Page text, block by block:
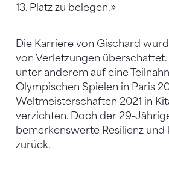
13. Platz zu belegen.»
Die Karriere von Gischard
von Verletzungen überschattet.
unter anderem auf eine
Olympischen Spielen in Paris
Weltmeisterschaften 2021 in
verzichten. Doch der 29-
bemerkenswerte Resilienz und
zurück.